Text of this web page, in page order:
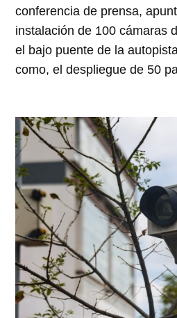
conferencia de prensa,
instalación de 100 cámaras
el bajo puente de la
como, el despliegue de 50